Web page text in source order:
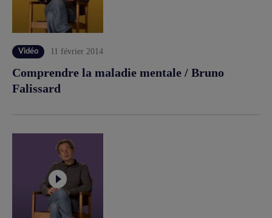
Vidéo 11 février 2014
Comprendre la maladie mentale / Bruno
Falissard